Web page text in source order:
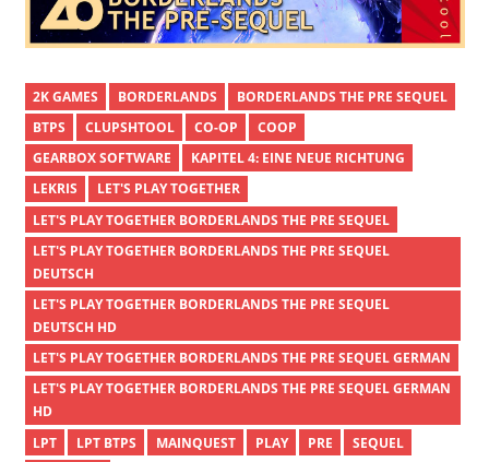
2K GAMES BORDERLANDS
BORDERLANDS THE PRE SEQUEL
BTPS
CLUPSHTOOL CO-OP
COOP
GEARBOX SOFTWARE
KAPITEL 4: EINE NEUE RICHTUNG
LEKRIS
LET'S PLAY TOGETHER
LET'S PLAY TOGETHER BORDERLANDS THE PRE SEQUEL
LET'S PLAY TOGETHER BORDERLANDS THE PRE SEQUEL
DEUTSCH
LET'S PLAY TOGETHER BORDERLANDS THE PRE SEQUEL
DEUTSCH HD
LET'S PLAY TOGETHER BORDERLANDS THE PRE SEQUEL GERMAN
LET'S PLAY TOGETHER BORDERLANDS THE PRE SEQUEL GERMAN
HD
LPT
LPT BTPS MAINQUEST PLAY PRE
SEQUEL